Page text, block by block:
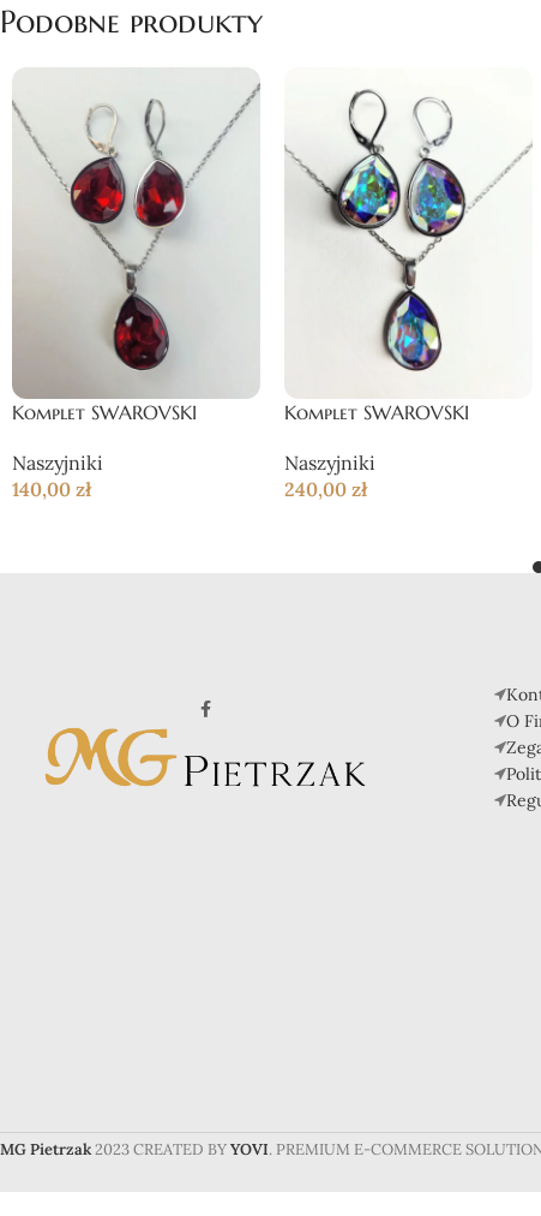
Podobne produkty
Komplet SWAROVSKI
Naszyjniki
140,00 zł
Komplet SWAROVSKI
Naszyjniki
240,00zł
O
MG Pietrzak2023 CREATED BYYOVI. PREMIUM E-COMMERCE